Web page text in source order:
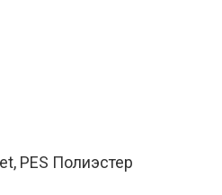
PES Полиэстер